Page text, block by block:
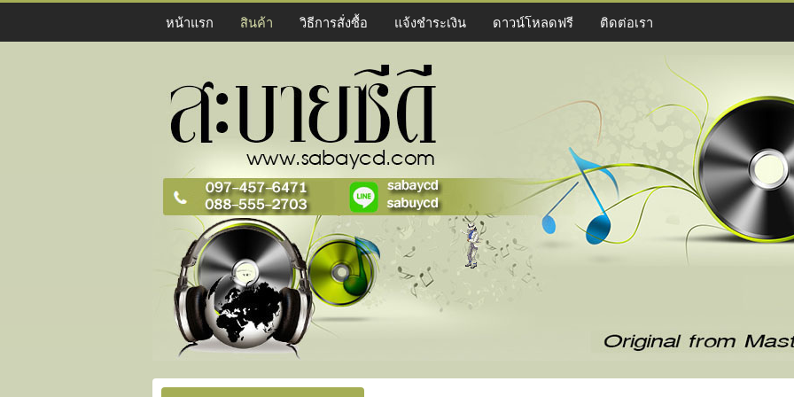
หน้าแรก สินค้า วิธีการสั่งซื้อ แจ้งชำระเงิน ดาวน์โหลดฟรี ติดต่อเรา